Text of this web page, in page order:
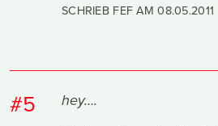
SCHRIEB FEF AM08.05.2011
#5
hey….